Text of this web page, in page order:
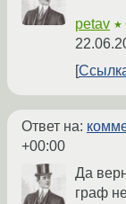
petav
Ответ на:
+00:00
Да
граф